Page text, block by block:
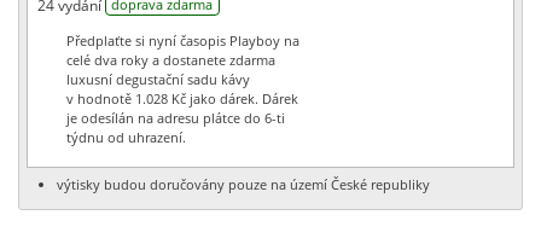
24 vydání doprava zdarma
Předplaťte si nyní časopis Playboy na
celé dva roky a dostanete zdarma
luxusní degustační sadu kávy
v hodnotě 1.028 Kč jako dárek. Dárek
je odesílán na adresu plátce do 6-ti
týdnu od uhrazení.
výtisky budou doručovány pouze na území České republiky